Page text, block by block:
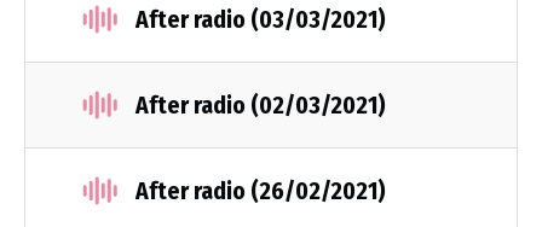
After radio (03/03/2021)
After radio (02/03/2021)
After radio (26/02/2021)